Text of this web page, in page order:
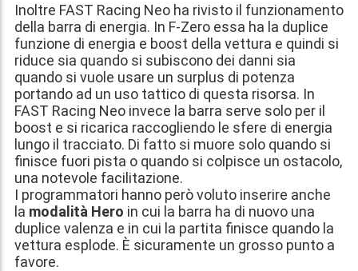
Inoltre FAST Racing Neo ha rivisto il funzionamento
della barra di energia. In F-Zero essa ha la duplice
funzione di energia e boost della vettura e quindi si
riduce sia quando si subiscono dei danni sia
quando si vuole usare un surplus di potenza
portando ad un uso tattico di questa risorsa. In
FAST Racing Neo invece la barra serve solo per il
boost e si ricarica raccogliendo le sfere di energia
lungo il tracciato. Di fatto si muore solo quando si
finisce fuori pista o quando si colpisce un ostacolo,
una notevole facilitazione.
I programmatori hanno però voluto inserire anche
la modalità Hero in cui la barra ha di nuovo una
duplice valenza e in cui la partita finisce quando la
vettura esplode. È sicuramente un grosso punto a
favore.